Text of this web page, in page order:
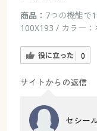
商品： 7つの機能で
100X193 / カラー：
役に立った 0
サイトからの返信
セシー